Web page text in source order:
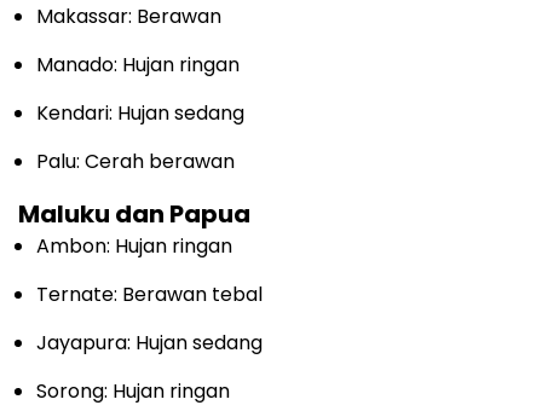
Makassar: Berawan
Manado: Hujan ringan
Kendari: Hujan sedang
Palu: Cerah berawan
Maluku dan Papua
Ambon: Hujan ringan
Ternate: Berawan tebal
Jayapura: Hujan sedang
Sorong: Hujan ringan